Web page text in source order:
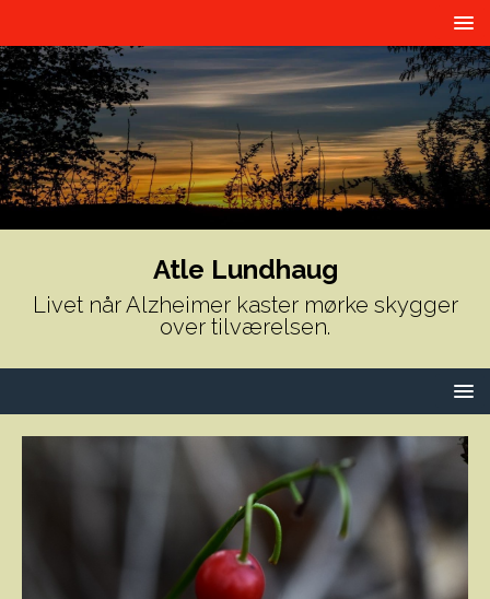
Atle Lundhaug
Livet når Alzheimer kaster mørke skygger
over tilværelsen.